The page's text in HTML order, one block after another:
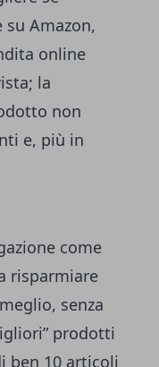
Amazon,
online
la
non
e, più in
come
risparmiare
senza
prodotti
ben 10 articoli